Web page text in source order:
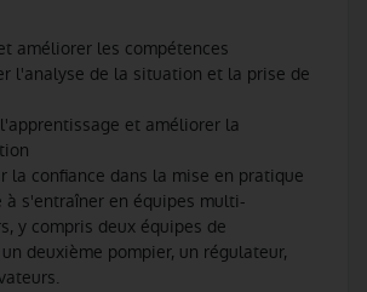
améliorer les compétences
l'analyse de la situation et la prise de
et améliorer la
la confiance dans la mise en pratique
à s'entraîner en équipes multi-
y compris deux équipes de
deuxième pompier, un régulateur,